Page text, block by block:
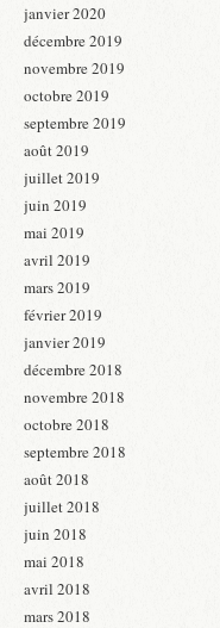
janvier 2020
décembre 2019
novembre 2019
octobre 2019
septembre 2019
août 2019
juillet 2019
juin 2019
mai 2019
avril 2019
mars 2019
février 2019
janvier 2019
décembre 2018
novembre 2018
octobre 2018
septembre 2018
août 2018
juillet 2018
juin 2018
mai 2018
avril 2018
mars 2018